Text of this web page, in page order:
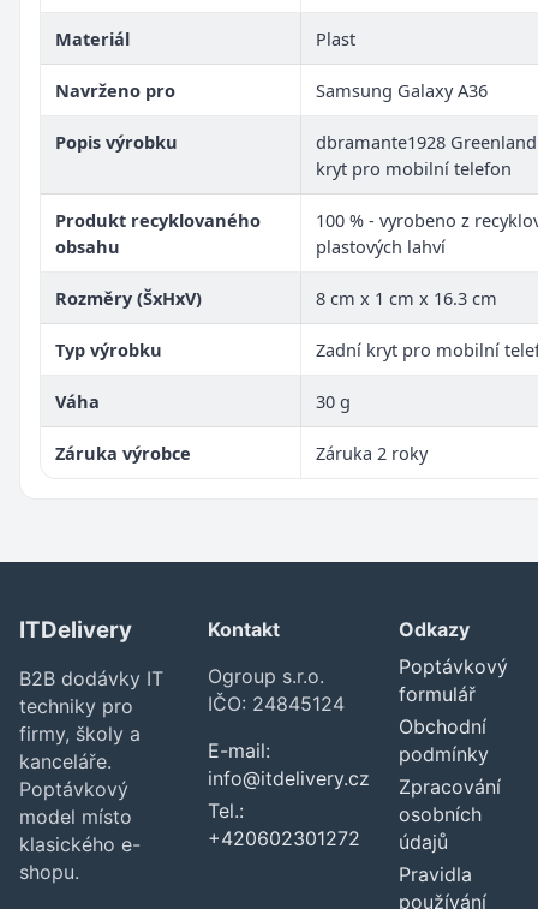
Materiál Plast
Navrženo pro Samsung Galaxy A36
Popis výrobku
dbramante1928
kryt pro mobilní telefon
Produkt recyklovaného
obsahu
100 % - vyrobeno z
plastových lahví
Rozměry (ŠxHxV) 8 cm x 1 cm x 16.3 cm
Typ výrobku Zadní kryt pro mobilní
Váha 30 g
Záruka výrobce Záruka 2 roky
ITDelivery
B2B dodávky IT
techniky pro
firmy, školy a
kanceláře.
Poptávkový
model místo
klasického e-
shopu.
Kontakt
Ogroup s.r.o.
IČO: 24845124
E-mail:
info@itdelivery.cz
Tel.:
+420602301272
Odkazy
Poptávkový
formulář
Obchodní
podmínky
Zpracování
osobních
údajů
Pravidla
používání